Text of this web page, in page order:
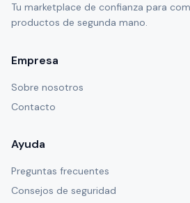
Tu marketplace de confianza para
productos de segunda mano.
Empresa
Sobre nosotros
Contacto
Ayuda
Preguntas frecuentes
Consejos de seguridad